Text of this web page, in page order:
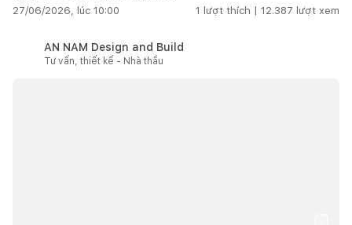
27/06/2026, lúc 10:00 1 lượt thích | 12.387 lượt xem
AN NAM Design and Build
Tư vấn, thiết kế - Nhà thầu